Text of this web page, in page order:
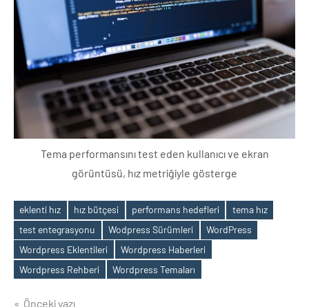
Tema performansını test eden kullanıcı ve ekran
görüntüsü, hız metriğiyle gösterge
Etiketler
eklenti hız hız bütçesi performans hedefleri
tema hız
test entegrasyonu
Wodpress Sürümleri
WordPress
Wordpress Eklentileri
Wordpress Haberleri
Wordpress Rehberi
Wordpress Temaları
Önceki yazı